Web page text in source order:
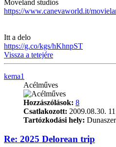
Moveland studios
https://www.canevaworld.it/
Itt a delo
https://g.co/kgs/hKhnpST
Vissza a tetejére
kema1
Acélműves
Hozzászólások: 8
Csatlakozott: 2009.08.30.
Tartózkodási hely:
Re: 2025 Delorean trip